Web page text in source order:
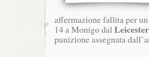
affermazione fallita per
14 a Monigo dal
punizione assegnata